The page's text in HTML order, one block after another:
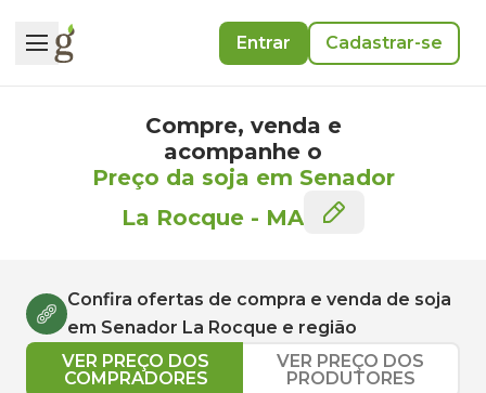
Entrar Cadastrar-se
Compre, venda e
acompanhe o
Preço da soja em Senador
La Rocque - MA
Confira ofertas de compra e venda de soja
em Senador La Rocque e região
VER PREÇO DOS
COMPRADORES
VER PREÇO DOS
PRODUTORES